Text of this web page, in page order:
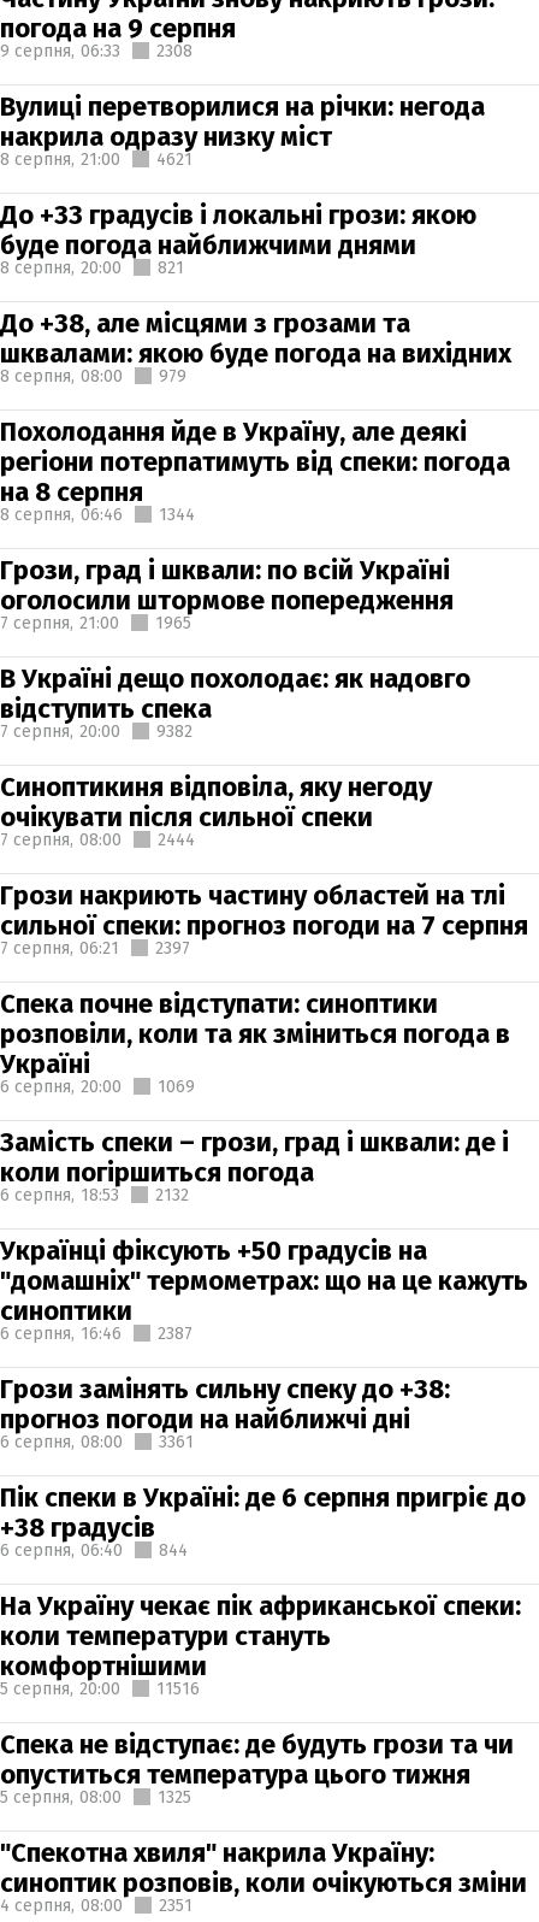
погода на 9 серпня
9 серпня, 06:33 2308
Вулиці перетворилися на річки: негода
накрила одразу низку міст
8 серпня, 21:00 4621
До +33 градусів і локальні грози: якою
буде погода найближчими днями
8 серпня, 20:00 821
До +38, але місцями з грозами та
шквалами: якою буде погода на вихідних
8 серпня, 08:00 979
Похолодання йде в Україну, але деякі
регіони потерпатимуть від спеки: погода
на 8 серпня
8 серпня, 06:46 1344
Грози, град і шквали: по всій Україні
оголосили штормове попередження
7 серпня, 21:00 1965
В Україні дещо похолодає: як надовго
відступить спека
7 серпня, 20:00 9382
Синоптикиня відповіла, яку негоду
очікувати після сильної спеки
7 серпня, 08:00 2444
Грози накриють частину областей на тлі
сильної спеки: прогноз погоди на 7 серпня
7 серпня, 06:21 2397
Спека почне відступати: синоптики
розповіли, коли та як зміниться погода в
Україні
6 серпня, 20:00 1069
Замість спеки – грози, град і шквали: де і
коли погіршиться погода
6 серпня, 18:53 2132
Українці фіксують +50 градусів на
"домашніх" термометрах: що на це кажуть
синоптики
6 серпня, 16:46 2387
Грози замінять сильну спеку до +38:
прогноз погоди на найближчі дні
6 серпня, 08:00 3361
Пік спеки в Україні: де 6 серпня пригріє до
+38 градусів
6 серпня, 06:40 844
На Україну чекає пік африканської спеки:
коли температури стануть
комфортнішими
5 серпня, 20:00 11516
Спека не відступає: де будуть грози та чи
опуститься температура цього тижня
5 серпня, 08:00 1325
"Спекотна хвиля" накрила Україну:
синоптик розповів, коли очікуються зміни
4 серпня, 08:00 2351